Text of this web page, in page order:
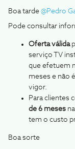
Boa tarde @Pedro
Pode consultar
Oferta válida
serviço TV
que efetuem
meses e não
vigor.
Para clientes
de 6 meses
tem o custo
Boa sorte